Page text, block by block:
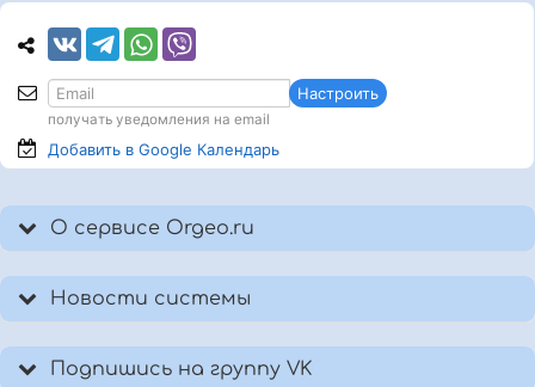
Настроить
получать уведомления на email
Добавить в Google Календарь
О сервисе Orgeo.ru
Новости системы
Подпишись на группу VK